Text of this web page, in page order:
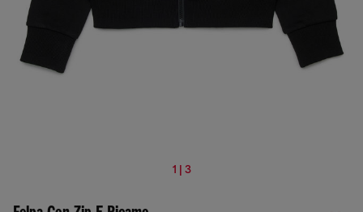
1 | 3